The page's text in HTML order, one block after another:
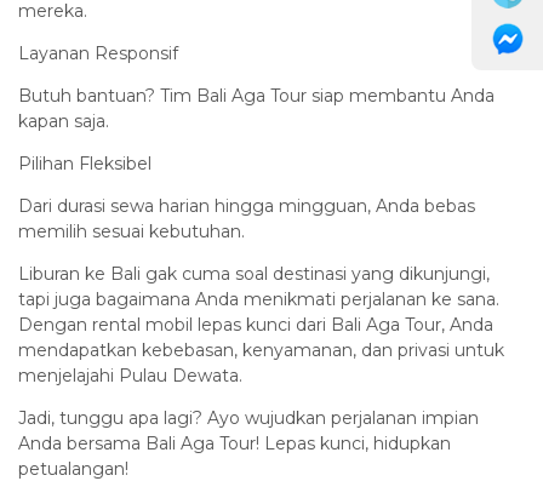
mereka.
Layanan Responsif
Butuh bantuan? Tim Bali Aga Tour siap membantu Anda
kapan saja.
Pilihan Fleksibel
Dari durasi sewa harian hingga mingguan, Anda bebas
memilih sesuai kebutuhan.
Liburan ke Bali gak cuma soal destinasi yang dikunjungi,
tapi juga bagaimana Anda menikmati perjalanan ke sana.
Dengan rental mobil lepas kunci dari Bali Aga Tour, Anda
mendapatkan kebebasan, kenyamanan, dan privasi untuk
menjelajahi Pulau Dewata.
Jadi, tunggu apa lagi? Ayo wujudkan perjalanan impian
Anda bersama Bali Aga Tour! Lepas kunci, hidupkan
petualangan!